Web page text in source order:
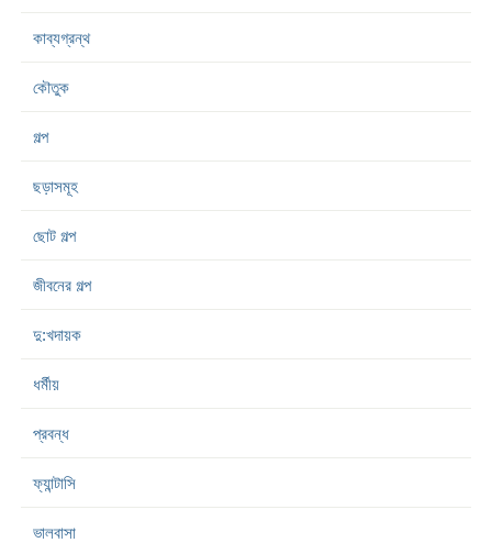
কাব্যগ্রন্থ
কৌতুক
গল্প
ছড়াসমূহ
ছোট গল্প
জীবনের গল্প
দু:খদায়ক
ধর্মীয়
প্রবন্ধ
ফ্যান্টাসি
ভালবাসা